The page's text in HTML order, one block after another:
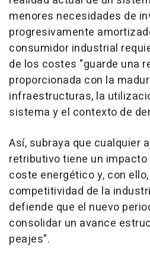
menores necesidades de
progresivamente
consumidor industrial
de los costes "guarde una
proporcionada con la
infraestructuras, la
sistema y el contexto de
Así, subraya que cualquier
retributivo tiene un
coste energético y, con
competitividad de la
defiende que el nuevo
consolidar un avance
peajes".